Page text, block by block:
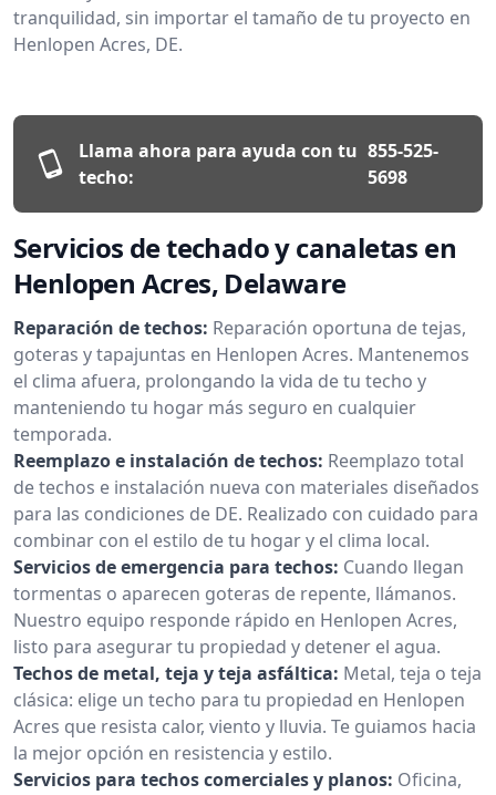
tranquilidad, sin importar el tamaño de tu proyecto en
Henlopen Acres, DE.
Llama ahora para ayuda con tu
techo:
855-525-
5698
Servicios de techado y canaletas en
Henlopen Acres, Delaware
Reparación de techos: Reparación oportuna de tejas,
goteras y tapajuntas en Henlopen Acres. Mantenemos
el clima afuera, prolongando la vida de tu techo y
manteniendo tu hogar más seguro en cualquier
temporada.
Reemplazo e instalación de techos: Reemplazo total
de techos e instalación nueva con materiales diseñados
para las condiciones de DE. Realizado con cuidado para
combinar con el estilo de tu hogar y el clima local.
Servicios de emergencia para techos: Cuando llegan
tormentas o aparecen goteras de repente, llámanos.
Nuestro equipo responde rápido en Henlopen Acres,
listo para asegurar tu propiedad y detener el agua.
Techos de metal, teja y teja asfáltica: Metal, teja o teja
clásica: elige un techo para tu propiedad en Henlopen
Acres que resista calor, viento y lluvia. Te guiamos hacia
la mejor opción en resistencia y estilo.
Servicios para techos comerciales y planos: Oficina,